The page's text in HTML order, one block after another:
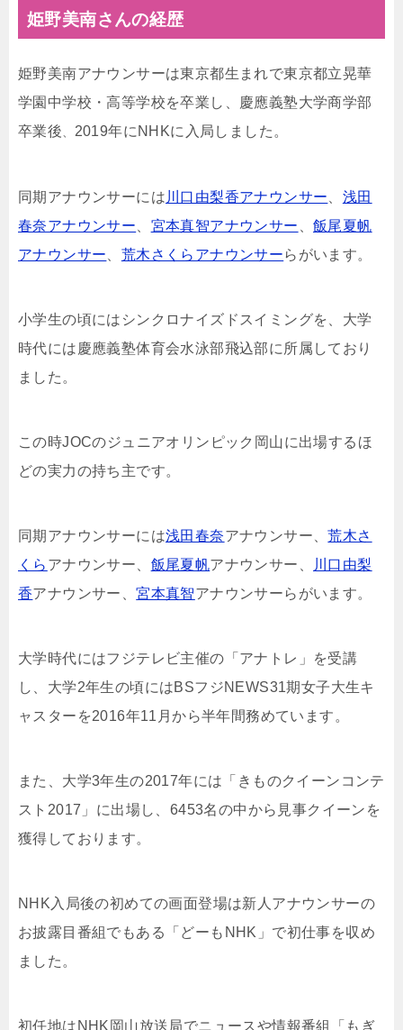
姫野美南さんの経歴
姫野美南アナウンサーは東京都生まれで東京都立晃華
学園中学校・高等学校を卒業し、慶應義塾大学商学部
卒業後、 2019年にNHKに入局しました。
同期アナウンサーには 川口由梨香アナウンサー
浅田
春奈アナウンサー
宮本真智アナウンサー 、飯尾夏帆
アナウンサー
荒木さくらアナウンサーらがいます。
小学生の頃にはシンクロナイズドスイミングを、大学
時代には慶應義塾体育会水泳部飛込部に所属しており
ました。
この時JOCのジュニアオリンピック岡山に出場するほ
どの実力の持ち主です。
同期アナウンサーには浅田春奈アナウンサー、荒木さ
くら アナウンサー、 飯尾夏帆アナウンサー、
川口由梨
香アナウンサー、宮本真智アナウンサーらがいます。
大学時代にはフジテレビ主催の「アナトレ」を受講
し、大学2年生の頃にはBSフジNEWS31期女子大生キ
ャスターを2016年11月から半年間務めています。
また、大学3年生の2017年には「きものクイーンコンテ
スト2017」に出場し、6453名の中から見事クイーンを
獲得しております。
NHK入局後の初めての画面登場は新人アナウンサーの
お披露目番組でもある「どーもNHK」で初仕事を収め
ました。
初任地はNHK岡山放送局でニュースや情報番組「もぎ